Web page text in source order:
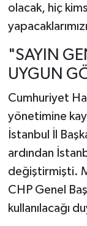
olacak, hiç
"SAYIN
UYGUN
Cumhuriyet
yönetimine
İstanbul İl
ardından
değiştirmişti.
CHP Genel
kullanılacağı